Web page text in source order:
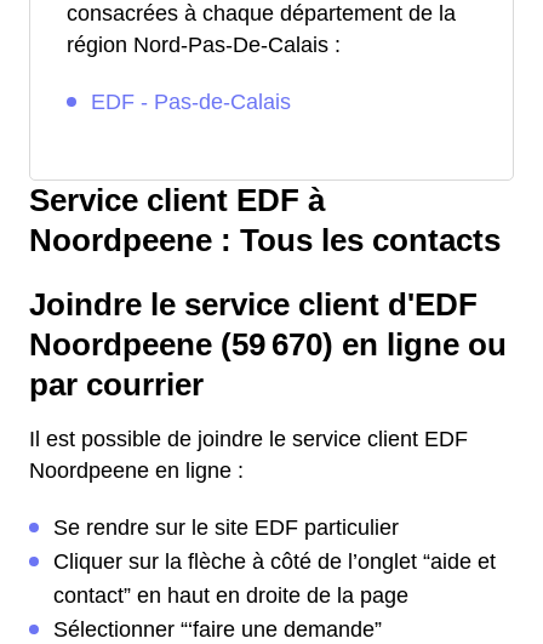
consacrées à chaque département de la
région Nord-Pas-De-Calais :
EDF - Pas-de-Calais
Service client EDF à
Noordpeene : Tous les contacts
Joindre le service client d'EDF
Noordpeene (59 670) en ligne ou
par courrier
Il est possible de joindre le service client EDF
Noordpeene en ligne :
Se rendre sur le site EDF particulier
Cliquer sur la flèche à côté de l’onglet “aide et
contact” en haut en droite de la page
Sélectionner “‘faire une demande”